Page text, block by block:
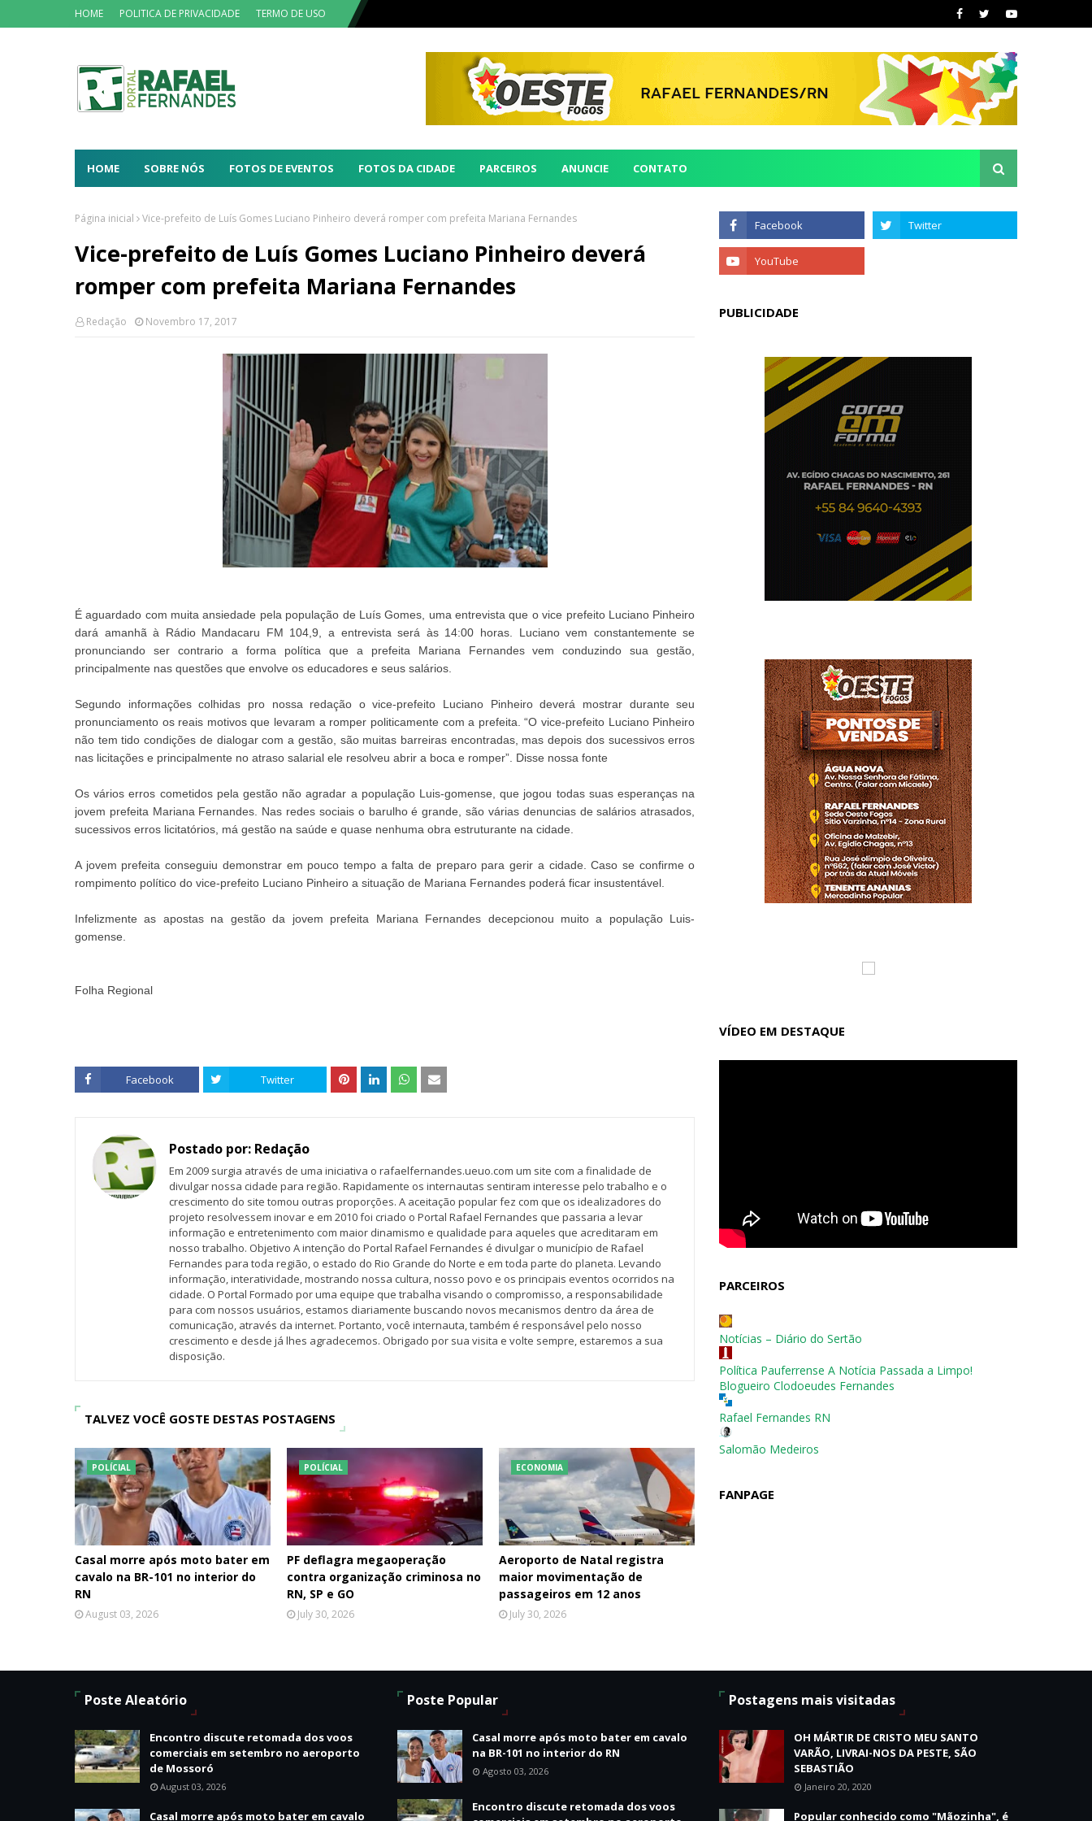
HOME POLITICA DE PRIVACIDADE TERMO DE USO
HOME SOBRE NÓS FOTOS DE EVENTOS FOTOS DA CIDADE PARCEIROS ANUNCIE CONTATO
Página inicial Vice-prefeito de Luís Gomes Luciano Pinheiro deverá romper com prefeita Mariana Fernandes
Vice-prefeito de Luís Gomes Luciano Pinheiro deverá
romper com prefeita Mariana Fernandes
Redação Novembro 17, 2017
É aguardado com muita ansiedade pela população de Luís Gomes, uma entrevista que o vice prefeito Luciano Pinheiro
dará amanhã à Rádio Mandacaru FM 104,9, a entrevista será às 14:00 horas. Luciano vem constantemente se
pronunciando ser contrario a forma política que a prefeita Mariana Fernandes vem conduzindo sua gestão,
principalmente nas questões que envolve os educadores e seus salários.
Segundo informações colhidas pro nossa redação o vice-prefeito Luciano Pinheiro deverá mostrar durante seu
pronunciamento os reais motivos que levaram a romper politicamente com a prefeita. “O vice-prefeito Luciano Pinheiro
não tem tido condições de dialogar com a gestão, são muitas barreiras encontradas, mas depois dos sucessivos erros
nas licitações e principalmente no atraso salarial ele resolveu abrir a boca e romper”. Disse nossa fonte
Os vários erros cometidos pela gestão não agradar a população Luis-gomense, que jogou todas suas esperanças na
jovem prefeita Mariana Fernandes. Nas redes sociais o barulho é grande, são várias denuncias de salários atrasados,
sucessivos erros licitatórios, má gestão na saúde e quase nenhuma obra estruturante na cidade.
A jovem prefeita conseguiu demonstrar em pouco tempo a falta de preparo para gerir a cidade. Caso se confirme o
rompimento político do vice-prefeito Luciano Pinheiro a situação de Mariana Fernandes poderá ficar insustentável.
Infelizmente as apostas na gestão da jovem prefeita Mariana Fernandes decepcionou muito a população Luis-
gomense.
Folha Regional
Facebook Twitter
Postado por: Redação
Em 2009 surgia através de uma iniciativa o rafaelfernandes.ueuo.com um site com a finalidade de
divulgar nossa cidade para região. Rapidamente os internautas sentiram interesse pelo trabalho e o
crescimento do site tomou outras proporções. A aceitação popular fez com que os idealizadores do
projeto resolvessem inovar e em 2010 foi criado o Portal Rafael Fernandes que passaria a levar
informação e entretenimento com maior dinamismo e qualidade para aqueles que acreditaram em
nosso trabalho. Objetivo A intenção do Portal Rafael Fernandes é divulgar o município de Rafael
Fernandes para toda região, o estado do Rio Grande do Norte e em toda parte do planeta. Levando
informação, interatividade, mostrando nossa cultura, nosso povo e os principais eventos ocorridos na
cidade. O Portal Formado por uma equipe que trabalha visando o compromisso, a responsabilidade
para com nossos usuários, estamos diariamente buscando novos mecanismos dentro da área de
comunicação, através da internet. Portanto, você internauta, também é responsável pelo nosso
crescimento e desde já lhes agradecemos. Obrigado por sua visita e volte sempre, estaremos a sua
disposição.
TALVEZ VOCÊ GOSTE DESTAS POSTAGENS
POLÍCIAL
Casal morre após moto bater em
cavalo na BR-101 no interior do
RN
August 03, 2026
POLÍCIAL
PF deflagra megaoperação
contra organização criminosa no
RN, SP e GO
July 30, 2026
ECONOMIA
Aeroporto de Natal registra
maior movimentação de
passageiros em 12 anos
July 30, 2026
PUBLICIDADE
VÍDEO EM DESTAQUE
PARCEIROS
Notícias – Diário do Sertão
Política Pauferrense A Notícia Passada a Limpo!
Blogueiro Clodoeudes Fernandes
Rafael Fernandes RN
Salomão Medeiros
FANPAGE
Poste Aleatório
Encontro discute retomada dos voos
comerciais em setembro no aeroporto
de Mossoró
August 03, 2026
Casal morre após moto bater em cavalo
Poste Popular
Casal morre após moto bater em cavalo
na BR-101 no interior do RN
Agosto 03, 2026
Encontro discute retomada dos voos
Postagens mais visitadas
OH MÁRTIR DE CRISTO MEU SANTO
VARÃO, LIVRAI-NOS DA PESTE, SÃO
SEBASTIÃO
Janeiro 20, 2020
Popular conhecido como "Mãozinha", é